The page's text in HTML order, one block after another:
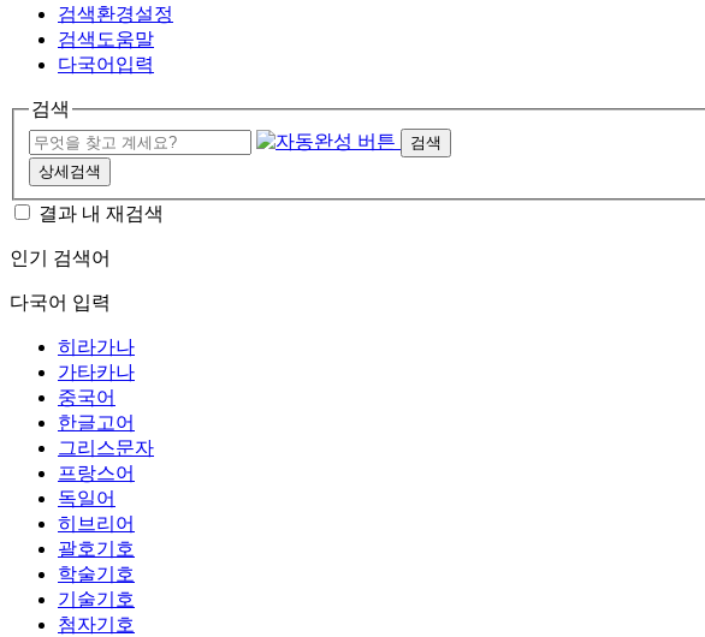
검색환경설정
검색도움말
다국어입력
검색
검색
상세검색
결과 내 재검색
인기 검색어
다국어 입력
히라가나
가타카나
중국어
한글고어
그리스문자
프랑스어
독일어
히브리어
괄호기호
학술기호
기술기호
첨자기호